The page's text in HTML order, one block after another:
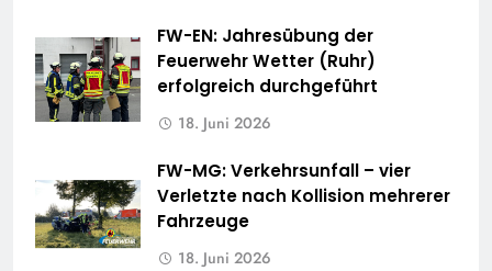
FW-EN: Jahresübung der
Feuerwehr Wetter (Ruhr)
erfolgreich durchgeführt
18. Juni 2026
FW-MG: Verkehrsunfall – vier
Verletzte nach Kollision mehrerer
Fahrzeuge
18. Juni 2026